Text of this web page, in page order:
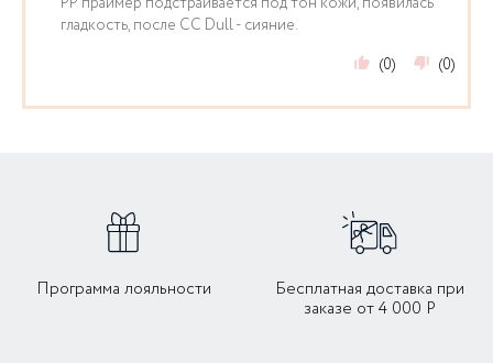
Уточняйте, пожалуйста, детали у наших менеджеров по
тел. 8-800-700- 45-02 (ПН-ПТ c 09:00 до 22:00, СБ-ВС с
гладкость, после CC Dull - сияние.
(0)
(0)
Программа лояльности
Бесплатная доставка при
заказе от 4 000 Р